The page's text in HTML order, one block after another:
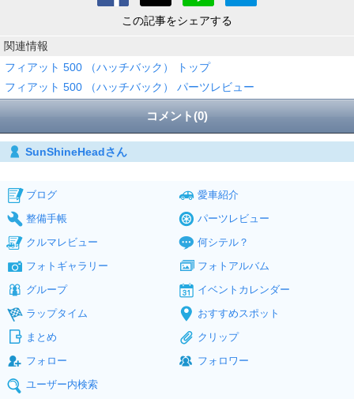
この記事をシェアする
関連情報
フィアット 500 （ハッチバック） トップ
フィアット 500 （ハッチバック） パーツレビュー
コメント(0)
SunShineHeadさん
ブログ
愛車紹介
整備手帳
パーツレビュー
クルマレビュー
何シテル？
フォトギャラリー
フォトアルバム
グループ
イベントカレンダー
ラップタイム
おすすめスポット
まとめ
クリップ
フォロー
フォロワー
ユーザー内検索